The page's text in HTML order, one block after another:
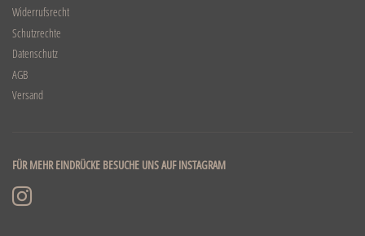
Widerrufsrecht
Schutzrechte
Datenschutz
AGB
Versand
FÜR MEHR EINDRÜCKE BESUCHE UNS AUF INSTAGRAM